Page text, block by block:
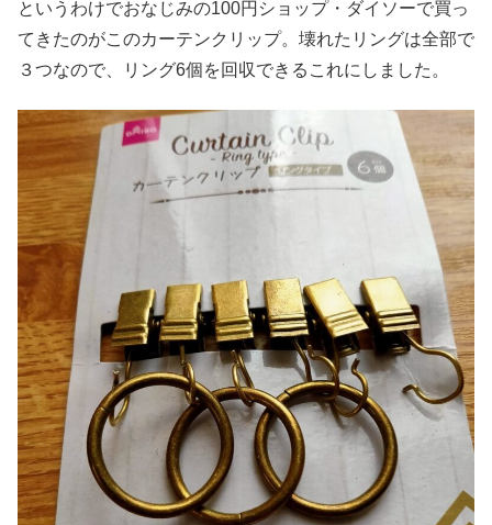
というわけでおなじみの100円ショップ・ダイソーで買っ
てきたのがこのカーテンクリップ。壊れたリングは全部で
３つなので、リング6個を回収できるこれにしました。